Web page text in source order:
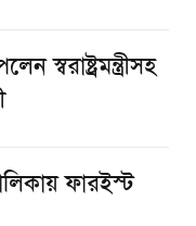
স্বরাষ্ট্রমন্ত্রীসহ
ফারইস্ট